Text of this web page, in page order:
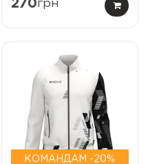
270грн
КОМАНДАМ -20%